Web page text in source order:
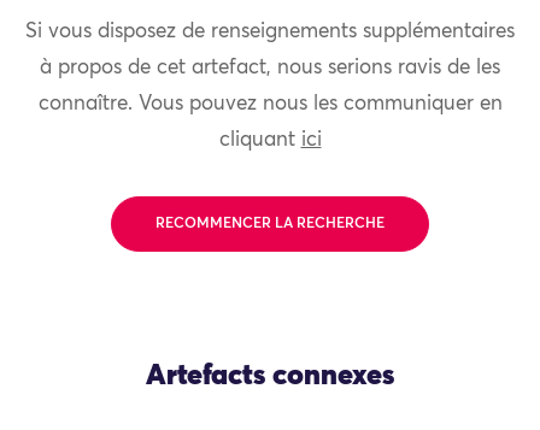
Si vous disposez de renseignements supplémentaires
à propos de cet artefact, nous serions ravis de les
connaître. Vous pouvez nous les communiquer en
cliquant ici
RECOMMENCER LA RECHERCHE
Artefacts connexes